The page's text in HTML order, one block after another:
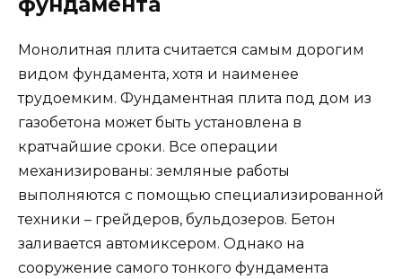
Монолитная плита считается самым дорогим
видом фундамента, хотя и наименее
трудоемким. Фундаментная плита под дом из
газобетона может быть установлена в
кратчайшие сроки. Все операции
механизированы: земляные работы
выполняются с помощью специализированной
техники – грейдеров, бульдозеров. Бетон
заливается автомиксером. Однако на
сооружение самого тонкого фундамента